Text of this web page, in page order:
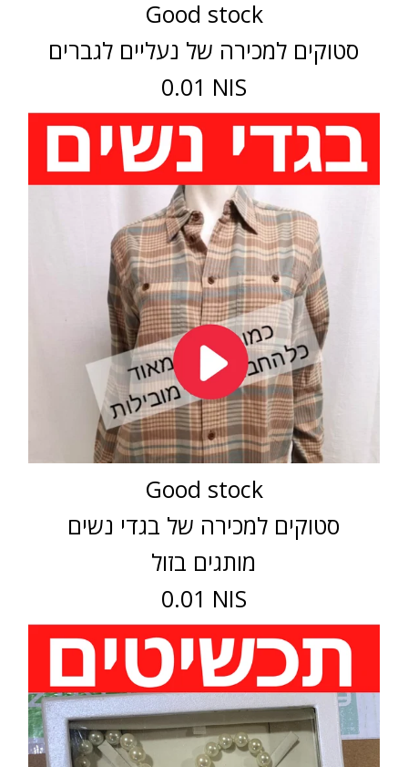
Good stock
סטוקים למכירה של נעליים לגברים
0.01 NIS
Good stock
סטוקים למכירה של בגדי נשים
מותגים בזול
0.01 NIS